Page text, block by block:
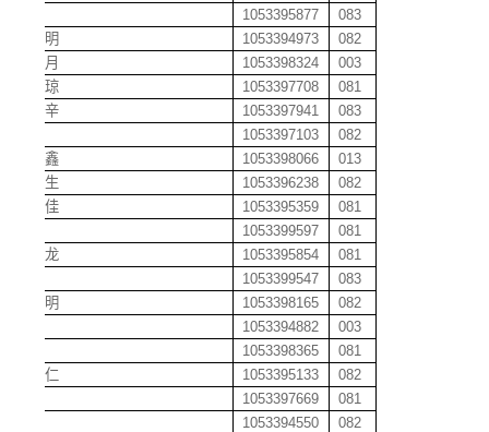
1053395877
083
邓启明
1053394973
082
邓乔月
1053398324
003
邓少琼
1053397708
081
邓苏辛
1053397941
083
1053397103
082
邓文鑫
1053398066
013
邓务生
1053396238
082
邓裕佳
1053395359
081
1053399597
081
邓子龙
1053395854
081
1053399547
083
邓茳明
1053398165
082
1053394882
003
1053398365
081
邓贻仁
1053395133
082
1053397669
081
1053394550
082